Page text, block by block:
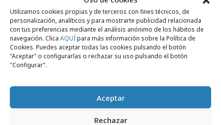
Utilizamos cookies propias y de terceros con fines técnicos, de
personalización, analíticos y para mostrarte publicidad relacionada
con tus preferencias mediante el análisis anónimo de los hábitos de
navegación. Clica AQUÍpara más información sobre la Política de
Cookies. Puedes aceptar todas las cookies pulsando el botón
"Aceptar" o configurarlas o rechazar su uso pulsando el botón
"Configurar".
Aceptar
Rechazar
Campañas